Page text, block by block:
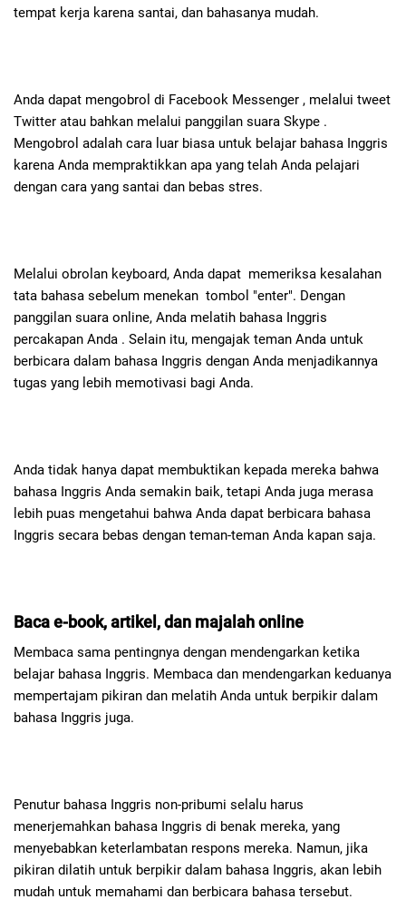
tempat kerja karena santai, dan bahasanya mudah.
Anda dapat mengobrol di Facebook Messenger , melalui tweet
Twitter atau bahkan melalui panggilan suara Skype .
Mengobrol adalah cara luar biasa untuk belajar bahasa Inggris
karena Anda mempraktikkan apa yang telah Anda pelajari
dengan cara yang santai dan bebas stres.
Melalui obrolan keyboard, Anda dapat memeriksa kesalahan
tata bahasa sebelum menekan tombol "enter". Dengan
panggilan suara online, Anda melatih bahasa Inggris
percakapan Anda . Selain itu, mengajak teman Anda untuk
berbicara dalam bahasa Inggris dengan Anda menjadikannya
tugas yang lebih memotivasi bagi Anda.
Anda tidak hanya dapat membuktikan kepada mereka bahwa
bahasa Inggris Anda semakin baik, tetapi Anda juga merasa
lebih puas mengetahui bahwa Anda dapat berbicara bahasa
Inggris secara bebas dengan teman-teman Anda kapan saja.
Baca e-book, artikel, dan majalah online
Membaca sama pentingnya dengan mendengarkan ketika
belajar bahasa Inggris. Membaca dan mendengarkan keduanya
mempertajam pikiran dan melatih Anda untuk berpikir dalam
bahasa Inggris juga.
Penutur bahasa Inggris non-pribumi selalu harus
menerjemahkan bahasa Inggris di benak mereka, yang
menyebabkan keterlambatan respons mereka. Namun, jika
pikiran dilatih untuk berpikir dalam bahasa Inggris, akan lebih
mudah untuk memahami dan berbicara bahasa tersebut.